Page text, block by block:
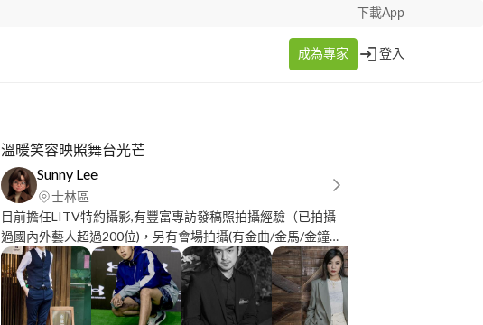
下載App
成為專家 登入
溫暖笑容映照舞台光芒
Sunny Lee
士林區
目前擔任LITV特約攝影,有豐富專訪發稿照拍攝經驗（已拍攝
過國內外藝人超過200位)，另有會場拍攝(有金曲/金馬/金鐘拍
攝經驗)、記者會、演唱會記錄及國際醫學營、競選活動、餐廳
食物拍攝、尾牙活動拍攝……等實務經驗。 女性攝影師，溝通
協調度高。 設備:NIKON D5/Z9 鏡頭 14~24/24-70/70-200
F2.8 及各種定焦鏡 相關作品可詳見我的部落格 曉風中的晴天